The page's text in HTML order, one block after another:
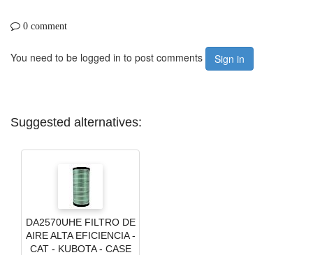
0 comment
You need to be logged in to post comments Sign in
Suggested alternatives:
DA2570UHE FILTRO DE
AIRE ALTA EFICIENCIA -
CAT - KUBOTA - CASE